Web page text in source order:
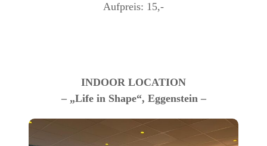
Aufpreis: 15,-
INDOOR LOCATION
– „Life in Shape“, Eggenstein –